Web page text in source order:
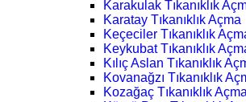
Karakulak Tıkanıklık
Karatay Tıkanıklık Açma
Keçeciler Tıkanıklık
Keykubat Tıkanıklık
Kılıç Aslan Tıkanıklık
Kovanağzı Tıkanıklık
Kozağaç Tıkanıklık Açma